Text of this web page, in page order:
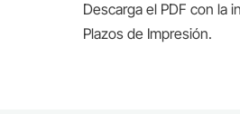
Descarga el PDF con la
Plazos de Impresión.